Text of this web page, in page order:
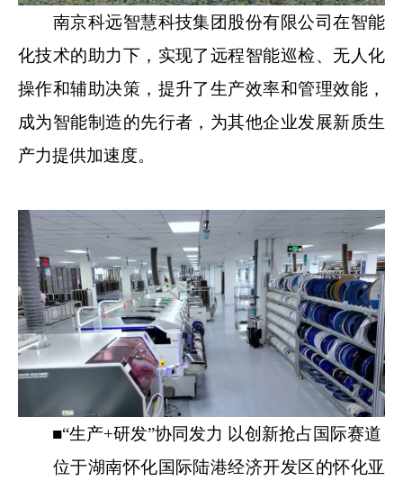
南京科远智慧科技集团股份有限公司在智能
化技术的助力下，实现了远程智能巡检、无人化
操作和辅助决策，提升了生产效率和管理效能，
成为智能制造的先行者，为其他企业发展新质生
产力提供加速度。
■“生产+研发”协同发力 以创新抢占国际赛道
位于湖南怀化国际陆港经济开发区的怀化亚